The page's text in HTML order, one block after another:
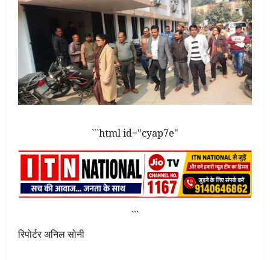
```html id="cyap7e"
```
रिपोर्टर अनिल सोनी